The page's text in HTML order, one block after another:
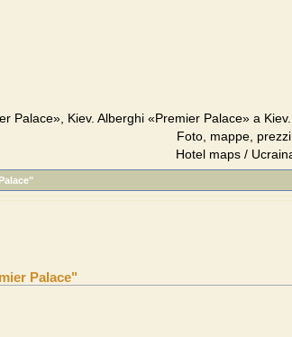
Palace», Kiev. Alberghi «Premier Palace» a
Foto, mappe, prezzi.
Hotel maps /
Palace"